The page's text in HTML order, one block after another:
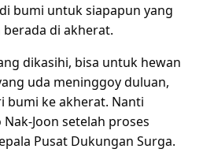
bumi untuk siapapun yang
di akherat.
dikasihi, bisa untuk hewan
uda meninggoy duluan,
bumi ke akherat. Nanti
Joon setelah proses
Pusat Dukungan Surga.